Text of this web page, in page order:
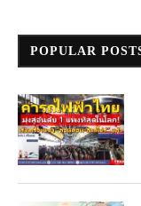
POPULAR